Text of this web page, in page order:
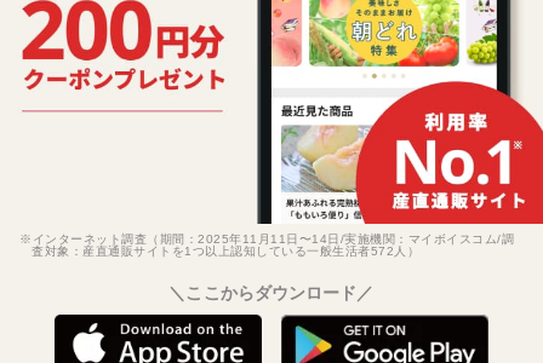
※インターネット調査（期間：2025年11月11日〜14日/実施機関：マイボイスコム/調
査対象：産直通販サイトを1つ以上認知している一般生活者572人）
＼ここからダウンロード／